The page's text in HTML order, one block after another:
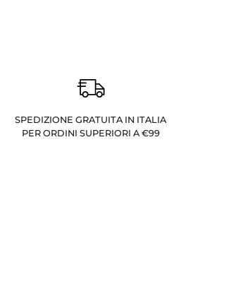
SPEDIZIONE GRATUITA IN ITALIA
PER ORDINI SUPERIORI A €99